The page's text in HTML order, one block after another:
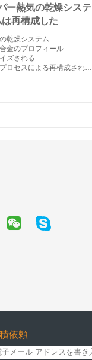
ー熱気の乾燥システ
は再構成した
乾燥システム
金のプロフィール
ズされる
る再構成されたtabaccoへのプロセス タバコの茎、tabaccoの粉および他の無駄
依頼